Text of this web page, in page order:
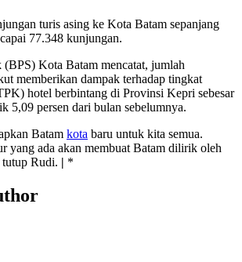
turis asing ke Kota Batam sepanjang
77.348 kunjungan.
(BPS) Kota Batam mencatat, jumlah
memberikan dampak terhadap tingkat
hotel berbintang di Provinsi Kepri sebesar
5,09 persen dari bulan sebelumnya.
Batam kota baru untuk kita semua.
yang ada akan membuat Batam dilirik oleh
tutup Rudi. | *